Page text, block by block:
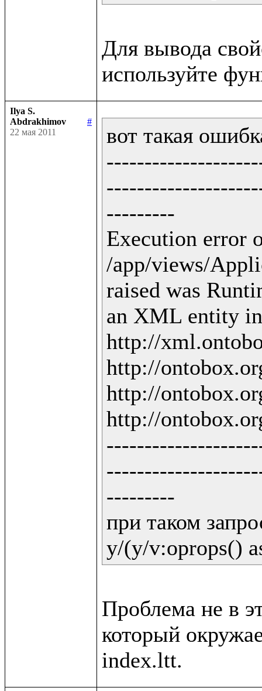
Для вывода
Ilya S.
Abdrakhimov
#
22 мая 2011
вот такая
---------
Execution error
/app/views/
raised was
an XML entity
http://
http://
http://
http://
---------
при таком
y/(y/v:oprops()
Проблема не в
который